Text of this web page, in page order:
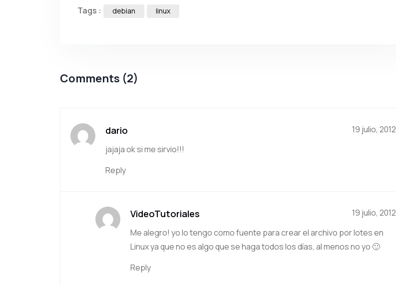
Tags : debian linux
Comments (2)
dario
19 julio, 2012
jajaja ok si me sirvio!!!
Reply
VideoTutoriales
19 julio, 2012
Me alegro! yo lo tengo como fuente para crear el archivo por lotes en
Linux ya que no es algo que se haga todos los días, al menos no yo 🙂
Reply